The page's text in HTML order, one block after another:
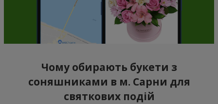
Чому обирають букети з
соняшниками в м. Сарни для
святкових подій